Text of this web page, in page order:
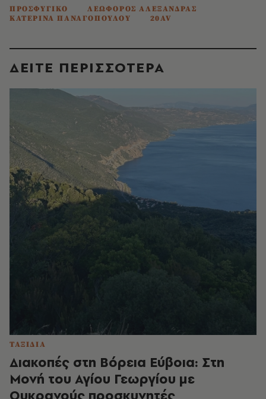
ΠΡΟΣΦΥΓΙΚΟ
ΛΕΩΦΟΡΟΣ ΑΛΕΞΑΝΔΡΑΣ
ΚΑΤΕΡΙΝΑ ΠΑΝΑΓΟΠΟΥΛΟΥ
20AV
ΔΕΙΤΕ ΠΕΡΙΣΣΟΤΕΡΑ
ΤΑΞΙΔΙΑ
Διακοπές στη Βόρεια Εύβοια: Στη
Μονή του Αγίου Γεωργίου με